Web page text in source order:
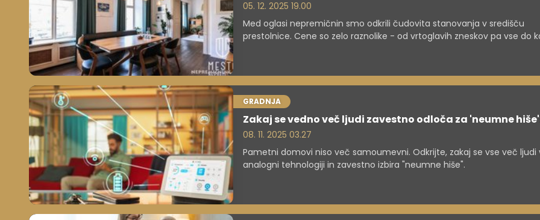
05. 12. 2025 19.00
Med oglasi nepremičnin smo odkrili čudovita stanovanja v središču
prestolnice. Cene so zelo raznolike - od vrtoglavih zneskov pa vse do
GRADNJA
Zakaj se vedno več ljudi zavestno odloča za 'neumne
08. 11. 2025 03.27
Pametni domovi niso več samoumevni. Odkrijte, zakaj se vse več ljudi
analogni tehnologiji in zavestno izbira "neumne hiše".